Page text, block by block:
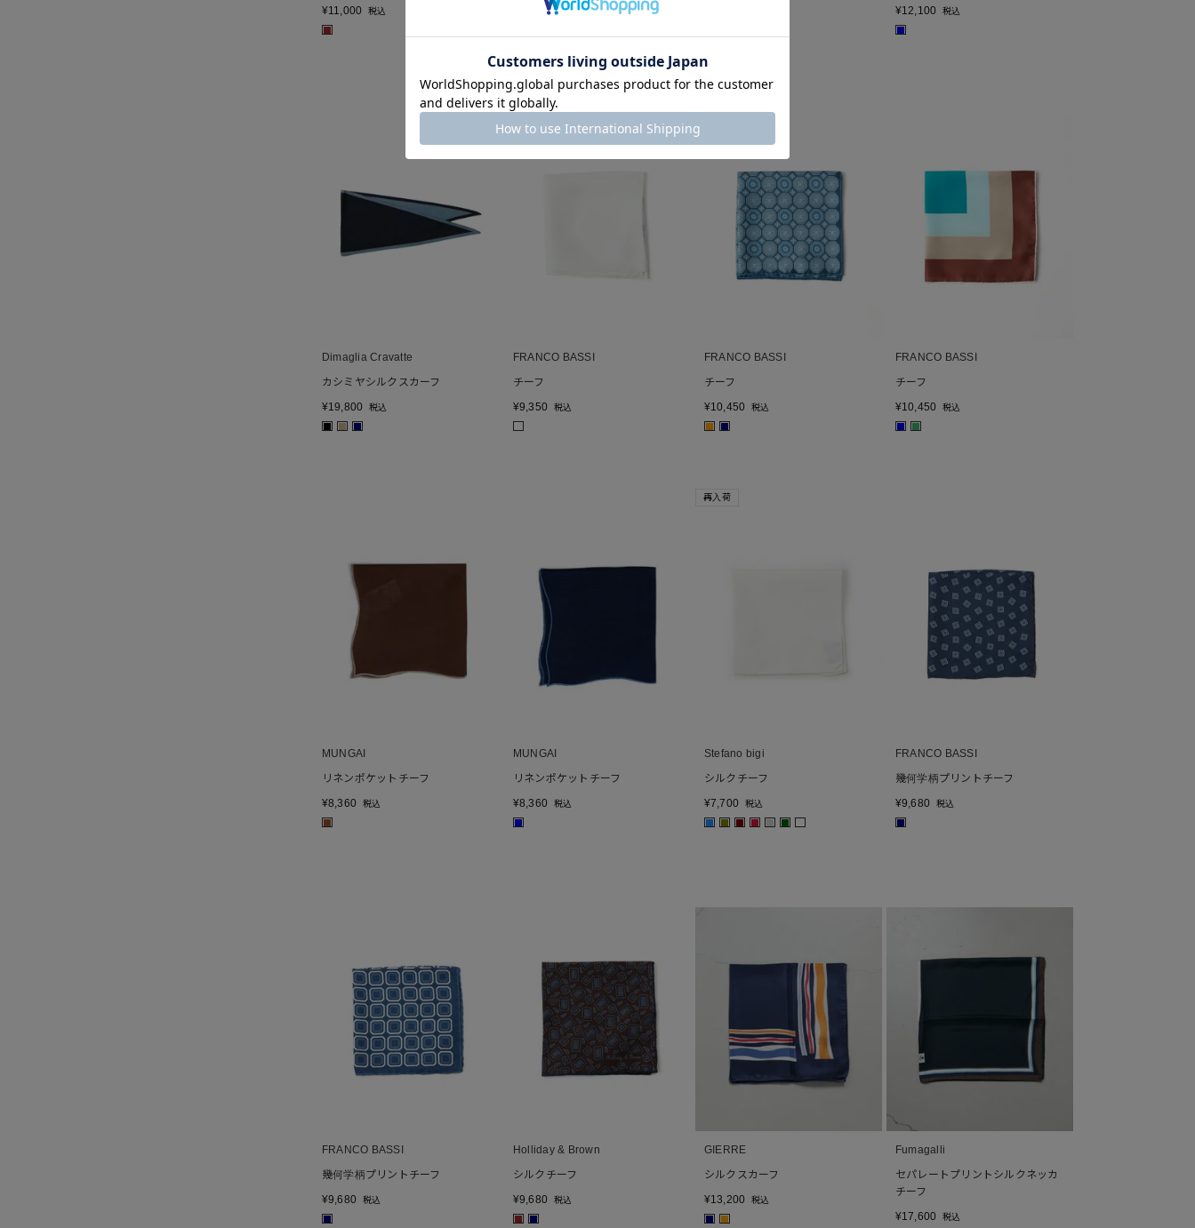
¥11,000 税込
■
10,780 税込
¥12,100 税込
■
Dimaglia Cravatte
カシミヤシルクスカーフ
¥19,800 税込
■ ■ ■
FRANCO BASSI
チーフ
¥9,350 税込
FRANCO BASSI
チーフ
¥10,450 税込
■ ■
FRANCO BASSI
チーフ
¥10,450 税込
■ ■
MUNGAI
リネンポケットチーフ
¥8,360 税込
■
MUNGAI
リネンポケットチーフ
¥8,360 税込
■
再入荷
Stefano bigi
シルクチーフ
¥7,700 税込
■ ■ ■ ■ ■
FRANCO BASSI
幾何学柄プリントチーフ
¥9,680 税込
■
FRANCO BASSI
幾何学柄プリントチーフ
¥9,680 税込
■
Holliday & Brown
シルクチーフ
¥9,680 税込
■ ■
GIERRE
シルクスカーフ
¥13,200 税込
■ ■
Fumagalli
セパレートプリントシルクネッカ
チーフ
¥17,600 税込